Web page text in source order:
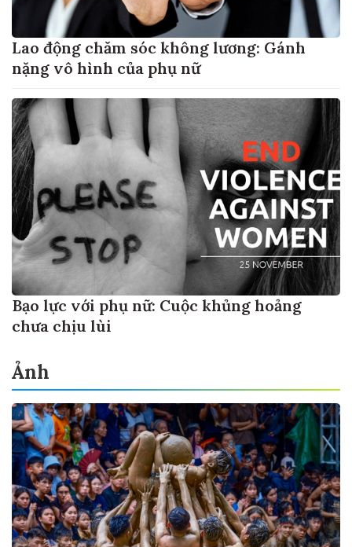
Lao động chăm sóc không lương: Gánh
nặng vô hình của phụ nữ
Bạo lực với phụ nữ: Cuộc khủng hoảng
chưa chịu lùi
Ảnh